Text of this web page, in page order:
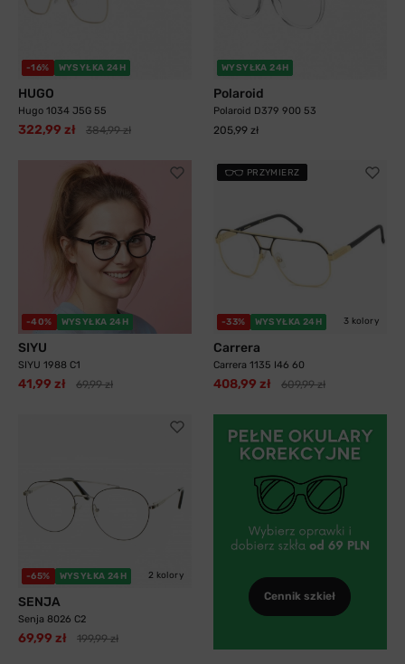
-16% WYSYŁKA 24H
HUGO
Hugo 1034 J5G 55
322,99 zł 384,99 zł
WYSYŁKA 24H
Polaroid
Polaroid D379 900 53
205,99 zł
-40% WYSYŁKA 24H
SIYU
SIYU 1988 C1
41,99 zł 69,99 zł
PRZYMIERZ
-33% WYSYŁKA 24H 3 kolory
Carrera
Carrera 1135 I46 60
408,99 zł 609,99 zł
-65% WYSYŁKA 24H 2 kolory
SENJA
Senja 8026 C2
69,99 zł 199,99 zł
Cennik szkieł